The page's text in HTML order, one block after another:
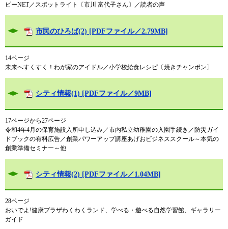
ピーNET／スポットライト〔市川 富代子さん〕／読者の声
市民のひろば(2) [PDFファイル／2.79MB]
14ページ
未来へすくすく！わが家のアイドル／小学校給食レシピ〔焼きチャンポン〕
シティ情報(1) [PDFファイル／9MB]
17ページから27ページ
令和4年4月の保育施設入所申し込み／市内私立幼稚園の入園手続き／防災ガイ
ドブックの有料広告／創業パワーアップ講座あげおビジネススクール～本気の
創業準備セミナー～他
シティ情報(2) [PDFファイル／1.04MB]
28ページ
おいでよ!健康プラザわくわくランド、学べる・遊べる自然学習館、ギャラリー
ガイド